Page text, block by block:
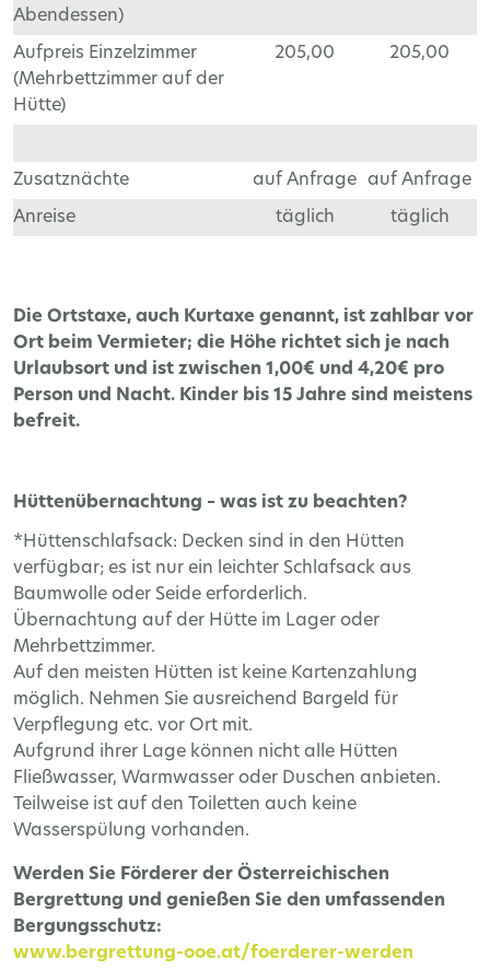
Abendessen)
Aufpreis Einzelzimmer
(Mehrbettzimmer auf der
Hütte)
205,00 205,00
Zusatznächte auf Anfrage auf Anfrage
Anreise täglich täglich
Die Ortstaxe, auch Kurtaxe genannt, ist zahlbar vor
Ort beim Vermieter; die Höhe richtet sich je nach
Urlaubsort und ist zwischen 1,00€ und 4,20€ pro
Person und Nacht. Kinder bis 15 Jahre sind meistens
befreit.
Hüttenübernachtung – was ist zu beachten?
*Hüttenschlafsack: Decken sind in den Hütten
verfügbar; es ist nur ein leichter Schlafsack aus
Baumwolle oder Seide erforderlich.
Übernachtung auf der Hütte im Lager oder
Mehrbettzimmer.
Auf den meisten Hütten ist keine Kartenzahlung
möglich. Nehmen Sie ausreichend Bargeld für
Verpflegung etc. vor Ort mit.
Aufgrund ihrer Lage können nicht alle Hütten
Fließwasser, Warmwasser oder Duschen anbieten.
Teilweise ist auf den Toiletten auch keine
Wasserspülung vorhanden.
Werden Sie Förderer der Österreichischen
Bergrettung und genießen Sie den umfassenden
Bergungsschutz:
www.bergrettung-ooe.at/foerderer-werden